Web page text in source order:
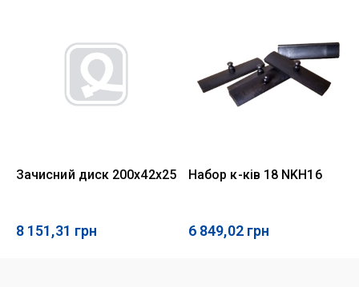
Зачисний диск 200х42х25
8 151,31 грн
Набор к-ків 18 NKH16
6 849,02 грн